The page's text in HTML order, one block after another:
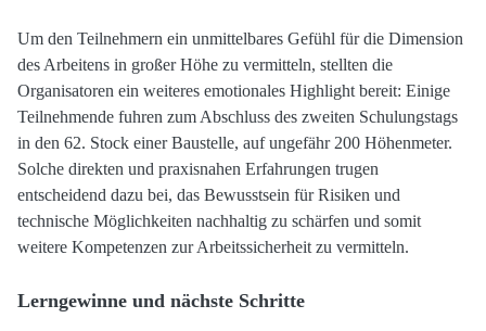
Um den Teilnehmern ein unmittelbares Gefühl für die Dimension
des Arbeitens in großer Höhe zu vermitteln, stellten die
Organisatoren ein weiteres emotionales Highlight bereit: Einige
Teilnehmende fuhren zum Abschluss des zweiten Schulungstags
in den 62. Stock einer Baustelle, auf ungefähr 200 Höhenmeter.
Solche direkten und praxisnahen Erfahrungen trugen
entscheidend dazu bei, das Bewusstsein für Risiken und
technische Möglichkeiten nachhaltig zu schärfen und somit
weitere Kompetenzen zur Arbeitssicherheit zu vermitteln.
Lerngewinne und nächste Schritte